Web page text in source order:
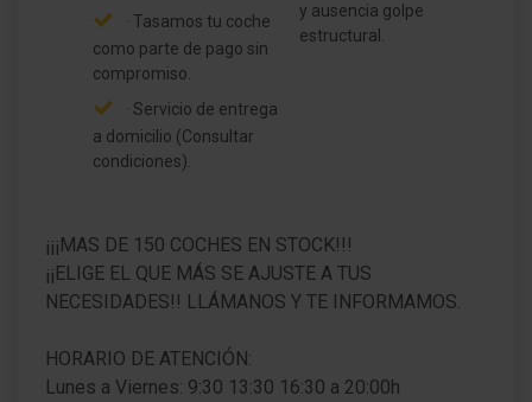
· Tasamos tu coche
como parte de pago sin
compromiso.
· Servicio de entrega
a domicilio (Consultar
condiciones).
y ausencia golpe
estructural.
¡¡¡MAS DE 150 COCHES EN STOCK!!!
¡¡ELIGE EL QUE MÁS SE AJUSTE A TUS
NECESIDADES!! LLÁMANOS Y TE INFORMAMOS.
HORARIO DE ATENCIÓN:
Lunes a Viernes: 9:30 13:30 16:30 a 20:00h